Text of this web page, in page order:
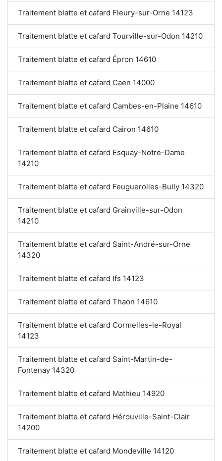
Traitement blatte et cafard Fleury-sur-Orne 14123
Traitement blatte et cafard Tourville-sur-Odon 14210
Traitement blatte et cafard Épron 14610
Traitement blatte et cafard Caen 14000
Traitement blatte et cafard Cambes-en-Plaine 14610
Traitement blatte et cafard Cairon 14610
Traitement blatte et cafard Esquay-Notre-Dame
14210
Traitement blatte et cafard Feuguerolles-Bully 14320
Traitement blatte et cafard Grainville-sur-Odon
14210
Traitement blatte et cafard Saint-André-sur-Orne
14320
Traitement blatte et cafard Ifs 14123
Traitement blatte et cafard Thaon 14610
Traitement blatte et cafard Cormelles-le-Royal
14123
Traitement blatte et cafard Saint-Martin-de-
Fontenay 14320
Traitement blatte et cafard Mathieu 14920
Traitement blatte et cafard Hérouville-Saint-Clair
14200
Traitement blatte et cafard Mondeville 14120